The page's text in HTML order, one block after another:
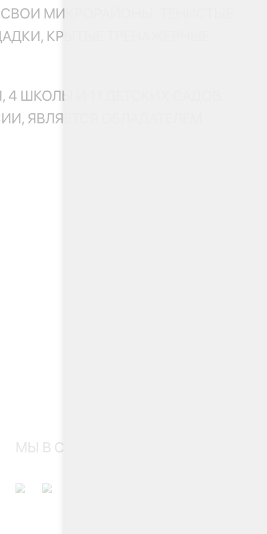
МИКРОРАЙОНЫ: ТЕНИСТЫЕ
КРЫТЫЕ ТРЕНАЖЕРНЫЕ
ШКОЛЫ И 11 ДЕТСКИХ САДОВ.
ЯВЛЯЕТСЯ ОБЛАДАТЕЛЕМ
МЫ В СОЦСЕТЯХ